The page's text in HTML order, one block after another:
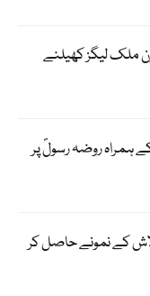
ملک لیگز کھیلنے
ہمراہ روضہ رسولؐ پر
کے نمونے حاصل کر